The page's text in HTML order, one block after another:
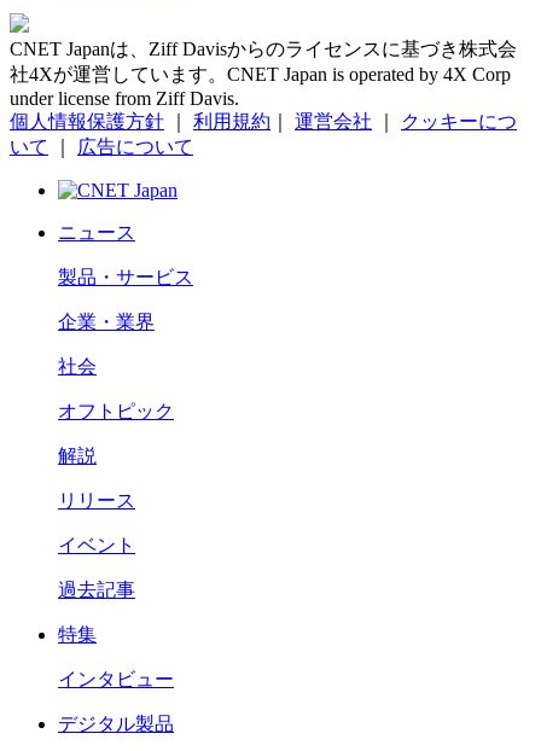
CNET Japanは、Ziff Davisからのライセンスに基づき株式会
社4Xが運営しています。CNET Japan is operated by 4X Corp
under license from Ziff Davis.
個人情報保護方針
利用規約 運営会社
クッキーにつ
いて
広告について
ニュース
製品・サービス
企業・業界
社会
オフトピック
解説
リリース
イベント
過去記事
特集
インタビュー
デジタル製品